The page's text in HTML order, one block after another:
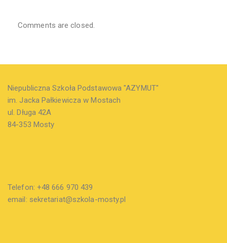
Comments are closed.
Niepubliczna Szkoła Podstawowa "AZYMUT"
im. Jacka Pałkiewicza w Mostach
ul. Długa 42A
84-353 Mosty
Telefon: +48 666 970 439
email: sekretariat@szkola-mosty.pl